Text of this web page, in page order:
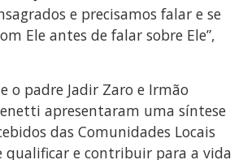
e precisamos falar e se
Ele antes de falar sobre Ele”,
o padre Jadir Zaro e Irmão
apresentaram uma síntese
das Comunidades Locais
qualificar e contribuir para a vida